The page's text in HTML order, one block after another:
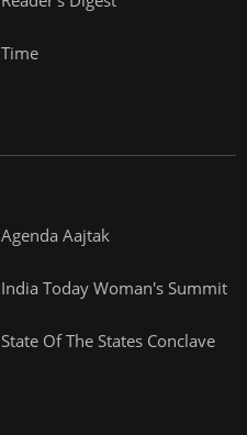
Time
Agenda Aajtak
India Today Woman's Summit
State Of The States Conclave